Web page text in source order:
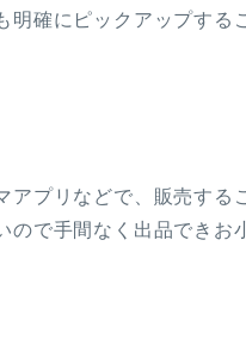
明確にピックアップする
アプリなどで、販売する
で手間なく出品できお